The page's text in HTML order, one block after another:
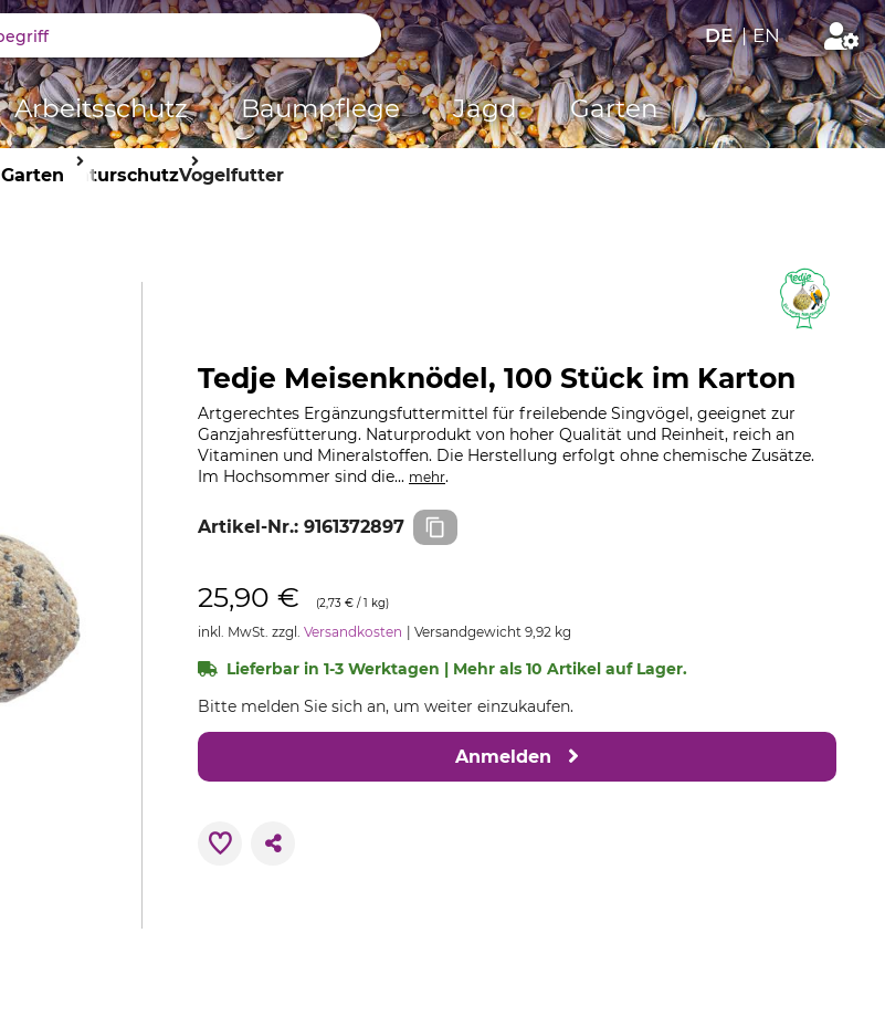
DE| EN
Arbeitsschutz Baumpflege Jagd Garten
Garten NaturschutzVogelfutter
Tedje Meisenknödel, 100 Stück im Karton
Artgerechtes Ergänzungsfuttermittel für freilebende Singvögel, geeignet zur
Ganzjahresfütterung. Naturprodukt von hoher Qualität und Reinheit, reich an
Vitaminen und Mineralstoffen. Die Herstellung erfolgt ohne chemische Zusätze.
Im Hochsommer sind die... mehr.
Artikel-Nr.: 9161372897
25,90 € (2,73 € / 1 kg)
inkl. MwSt. zzgl. Versandkosten Versandgewicht 9,92 kg
Lieferbar in 1-3 Werktagen | Mehr als 10 Artikel auf Lager.
Bitte melden Sie sich an, um weiter einzukaufen.
Anmelden